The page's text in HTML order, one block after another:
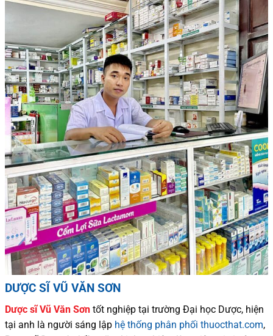
DƯỢC SĨ VŨ VĂN SƠN
Dược sĩVũ Văn Sơn tốt nghiệp tại trường Đại học Dược, hiện
tại anh là người sáng lập hệ thống phân phối thuocthat.com,